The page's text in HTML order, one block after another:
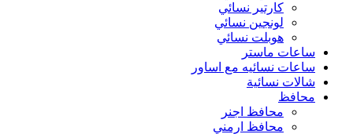
كارتير نسائي
لونجين نسائي
هوبلت نسائي
ساعات ماستر
ساعات نسائيه مع اساور
شالات نسائية
محافظ
محافظ اجنر
محافظ ارمني